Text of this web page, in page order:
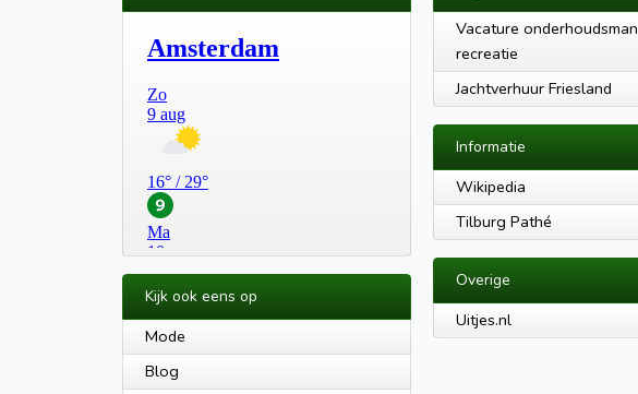
Kijk ook eens op
Mode
Blog
Vacature onderhoudsman
recreatie
Jachtverhuur Friesland
Informatie
Wikipedia
Tilburg Pathé
Overige
Uitjes.nl